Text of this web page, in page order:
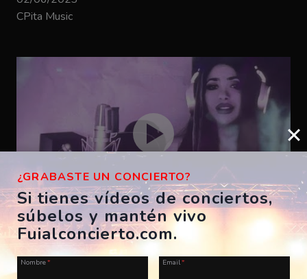
CPita Music
Bizarrap – SHAKIRA BZRP #53
ES, A Coruña, Morriña Festival
28/07/2023
¿GRABASTE UN CONCIERTO?
Si tienes vídeos de conciertos,
súbelos y mantén vivo
Fuialconcierto.com.
Nombre* Email*